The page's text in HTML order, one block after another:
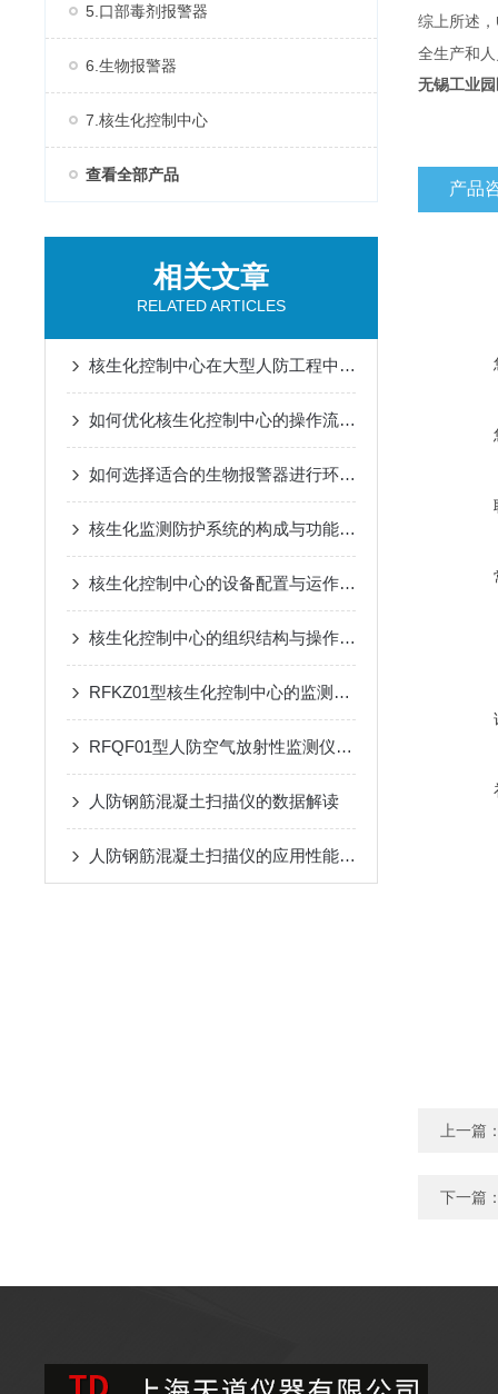
5.口部毒剂报警器
6.生物报警器
7.核生化控制中心
查看全部产品
相关文章
RELATED ARTICLES
核生化控制中心在大型人防工程中空气质量监测传感器的集成
如何优化核生化控制中心的操作流程？
如何选择适合的生物报警器进行环境监测？
核生化监测防护系统的构成与功能详解
核生化控制中心的设备配置与运作模式
核生化控制中心的组织结构与操作流程说明
RFKZ01型核生化控制中心的监测系统与应用
RFQF01型人防空气放射性监测仪的工作原理与技术特点
人防钢筋混凝土扫描仪的数据解读
人防钢筋混凝土扫描仪的应用性能研究
综上所述，
全生产和
无锡工业
产品
上一篇
下一篇